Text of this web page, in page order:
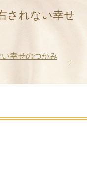
されない幸せ
幸せのつかみ